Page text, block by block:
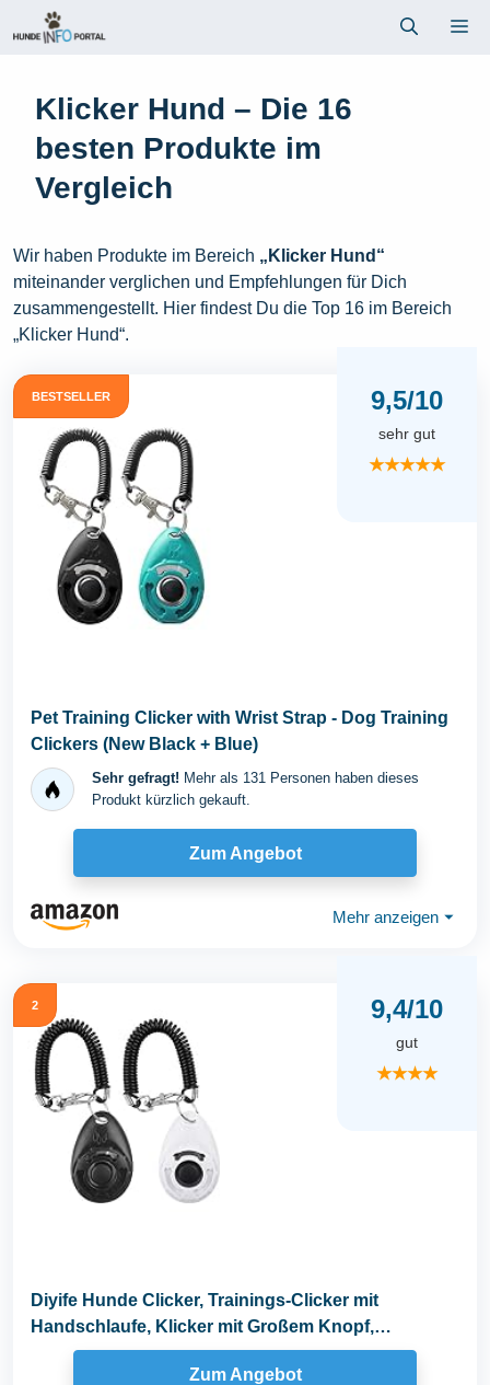
Inhalt
Klicker Hund – Die 16
besten Produkte im
Vergleich
Wir haben Produkte im Bereich „Klicker Hund“
miteinander verglichen und Empfehlungen für Dich
zusammengestellt. Hier findest Du die Top 16 im Bereich
„Klicker Hund“.
BESTSELLER 9,5/10
sehr gut
★★★★★
Pet Training Clicker with Wrist Strap - Dog Training
Clickers (New Black + Blue)
Sehr gefragt! Mehr als 131 Personen haben dieses
Produkt kürzlich gekauft.
Zum Angebot
Mehr anzeigen ⏷
2 9,4/10
gut
★★★★
Diyife Hunde Clicker, Trainings-Clicker mit
Handschlaufe, Klicker mit Großem Knopf,
Hundeerziehung...
Zum Angebot